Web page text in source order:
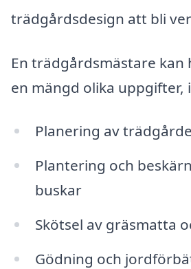
trädgårdsdesign att bli
En trädgårdsmästare kan
en mängd olika uppgifter,
Planering av
Plantering och
buskar
Skötsel av gräsmatta
Gödning och